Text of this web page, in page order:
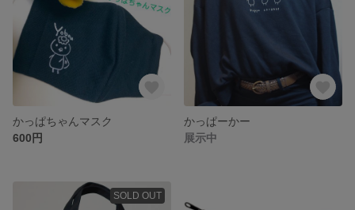
かっぱちゃんマスク
600円
かっぱーかー
展示中
SOLD OUT